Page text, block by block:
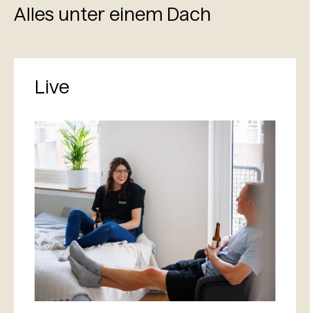
Alles unter einem Dach
Live